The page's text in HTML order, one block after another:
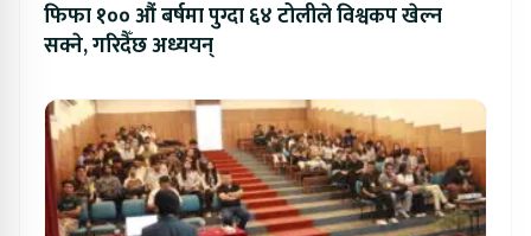
फिफा १०० औं बर्षमा पुग्दा ६४ टोलीले विश्वकप खेल्न
सक्ने, गरिदैँछ अध्ययन्